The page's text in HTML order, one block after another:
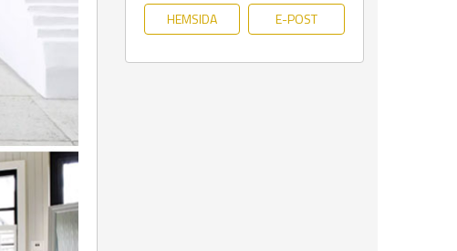
HEMSIDA E-POST